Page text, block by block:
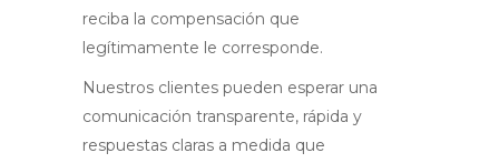
reciba la compensación que
legítimamente le corresponde.
Nuestros clientes pueden esperar una
comunicación transparente, rápida y
respuestas claras a medida que